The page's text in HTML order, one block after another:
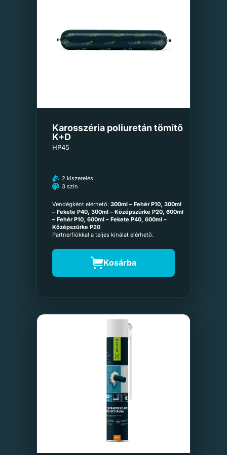
Karosszéria poliuretán tömítő
K+D
HP45
2 kiszerelés
3 szín
Vendégként elérhető: 300ml – Fehér P10, 300ml
– Fekete P40, 300ml – Középszürke P20, 600ml
– Fehér P10, 600ml – Fekete P40, 600ml –
Középszürke P20
Partnerfiókkal a teljes kínálat elérhető.
Kosárba